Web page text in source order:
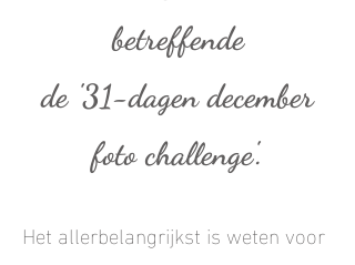
betreffende
de '31-dagen december
foto challenge'.
Het allerbelangrijkst is weten voor